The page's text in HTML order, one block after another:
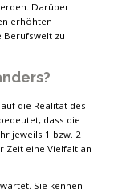
Darüber
erhöhten
Berufswelt zu
die Realität des
dass die
jeweils 1 bzw. 2
Zeit eine Vielfalt an
Sie kennen